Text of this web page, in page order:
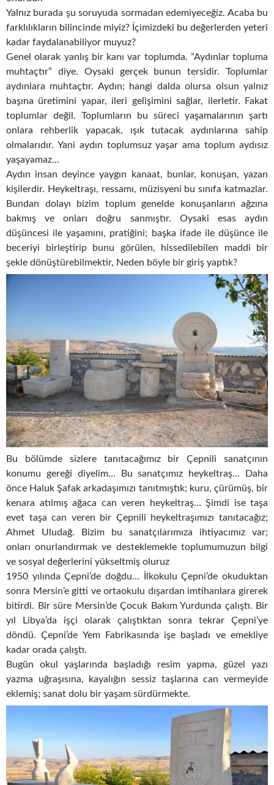
Yalnız burada şu soruyuda sormadan edemiyeceğiz. Acaba bu
farklılıkların bilincinde miyiz? İçimizdeki bu değerlerden yeteri
kadar faydalanabiliyor muyuz?
Genel olarak yanlış bir kanı var toplumda. ”Aydınlar topluma
muhtaçtır” diye. Oysaki gerçek bunun tersidir. Toplumlar
aydınlara muhtaçtır. Aydın; hangi dalda olursa olsun yalnız
başına üretimini yapar, ileri gelişimini sağlar, ilerletir. Fakat
toplumlar değil. Toplumların bu süreci yaşamalarının şartı
onlara rehberlik yapacak, ışık tutacak aydınlarına sahip
olmalarıdır. Yani aydın toplumsuz yaşar ama toplum aydısız
yaşayamaz…
Aydın insan deyince yaygın kanaat, bunlar, konuşan, yazan
kişilerdir. Heykeltraşı, ressamı, müzisyeni bu sınıfa katmazlar.
Bundan dolayı bizim toplum genelde konuşanların ağzına
bakmış ve onları doğru sanmıştır. Oysaki esas aydın
düşüncesi ile yaşamını, pratiğini; başka ifade ile düşünce ile
beceriyi birleştirip bunu görülen, hissedilebilen maddi bir
şekle dönüştürebilmektir, Neden böyle bir giriş yaptık?
Bu bölümde sizlere tanıtacağımız bir Çepnili sanatçının
konumu gereği diyelim… Bu sanatçımız heykeltraş… Daha
önce Haluk Şafak arkadaşımızı tanıtmıştık; kuru, çürümüş, bir
kenara atılmış ağaca can veren heykeltraş… Şimdi ise taşa
evet taşa can veren bir Çepnili heykeltraşımızı tanıtacağız;
Ahmet Uludağ. Bizim bu sanatçılarımıza ihtiyacımız var;
onları onurlandırmak ve desteklemekle toplumumuzun bilgi
ve sosyal değerlerini yükseltmiş oluruz
1950 yılında Çepni’de doğdu… İlkokulu Çepni’de okuduktan
sonra Mersin’e gitti ve ortaokulu dışardan imtihanlara girerek
bitirdi. Bir süre Mersin’de Çocuk Bakım Yurdunda çalıştı. Bir
yıl Libya’da işçi olarak çalıştıktan sonra tekrar Çepni’ye
döndü. Çepni’de Yem Fabrikasında işe başladı ve emekliye
kadar orada çalıştı.
Bugün okul yaşlarında başladığı resim yapma, güzel yazı
yazma uğraşısına, kayalığın sessiz taşlarına can vermeyide
eklemiş; sanat dolu bir yaşam sürdürmekte.